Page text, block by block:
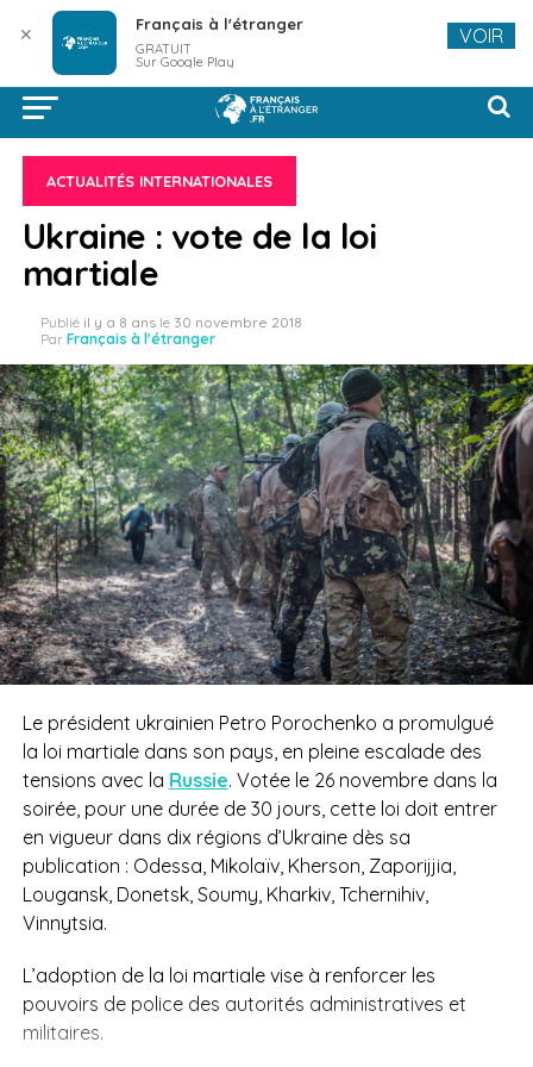
ACTUALITÉS INTERNATIONALES
Ukraine : vote de la loi
martiale
Publié il y a 8 ans le 30 novembre 2018
Par Français à l'étranger
Le président ukrainien Petro Porochenko a promulgué
la loi martiale dans son pays, en pleine escalade des
tensions avec la Russie. Votée le26 novembre dans la
soirée, pour une durée de 30 jours, cette loi doit entrer
en vigueur dans dix régions d’Ukraine dès sa
publication : Odessa, Mikolaïv, Kherson, Zaporijjia,
Lougansk, Donetsk, Soumy, Kharkiv, Tchernihiv,
Vinnytsia.
L’adoption de la loi martiale vise à renforcer les
pouvoirs de police des autorités administratives et
militaires.
✕ Français à l'étranger
GRATUIT
Sur Google Play
VOIR